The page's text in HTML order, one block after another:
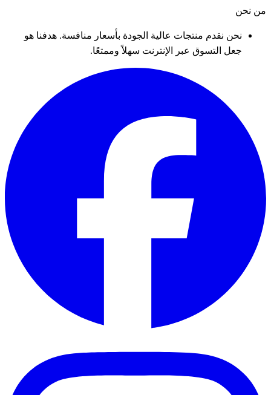
من نحن
نحن نقدم منتجات عالية الجودة بأسعار منافسة. هدفنا هو
جعل التسوق عبر الإنترنت سهلاً وممتعًا.